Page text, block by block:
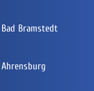
Bad Bramstedt
Ahrensburg